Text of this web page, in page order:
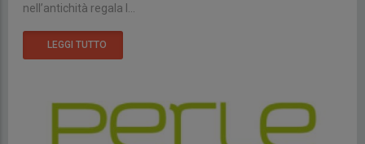
nell’antichità regala l...
LEGGI TUTTO